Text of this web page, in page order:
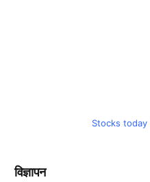
Stocks today
विज्ञापन